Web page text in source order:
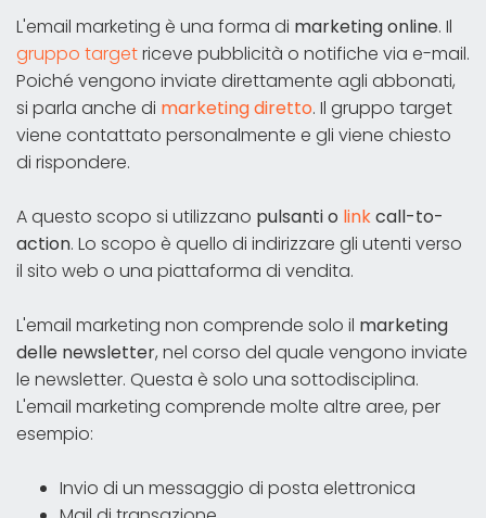
L'email marketing è una forma di marketing online. Il
gruppo targetriceve pubblicità o notifiche via e-mail.
Poiché vengono inviate direttamente agli abbonati,
si parla anche di marketing diretto. Il gruppo target
viene contattato personalmente e gli viene chiesto
di rispondere.
A questo scopo si utilizzano pulsanti o linkcall-to-
action. Lo scopo è quello di indirizzare gli utenti verso
il sito web o una piattaforma di vendita.
L'email marketing non comprende solo il marketing
delle newsletter, nel corso del quale vengono inviate
le newsletter. Questa è solo una sottodisciplina.
L'email marketing comprende molte altre aree, per
esempio:
Invio di un messaggio di posta elettronica